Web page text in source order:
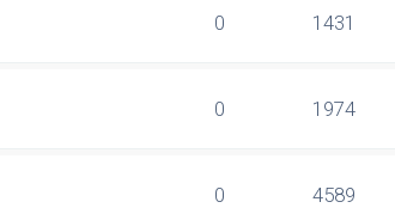
0 1431
0 1974
0 4589